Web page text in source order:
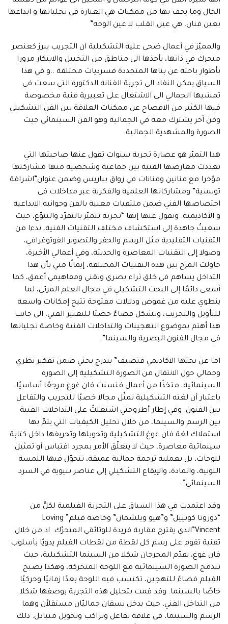
الحال وما يحف بها من ممكنات هي العبارة في تجلياتها و ابداعها
بعين فنان. هي عين القلب لا عين الوجه”
والمميّز في أعمال ضحى علية التشكيلية ان التجريب يبرز كعنصر
متحرك في ذاتها، يأخذها الى مناطق من التخييل والابتكار مرورا
بأطوار باحثة عن بناها المتجددة فسرديات مختلفة ..و في هذا
السياق يمكن النفاذ الى تجربة الفنانة الدكتورة التي سعت في
تمشيها الجمالي الى الاشتغال على تعبيرية فنية مخصوصة
فيها الكثير من الافصاح عن ممكنات العلاقة بين الفن التشكيلي
وفن آخر يشترك معه في الجمالية وهو الفن السينمائي حيث
الصورة والمشهدية الجمالية.
هذا التميّز هو عصارة تجربة سنوات تقول عنها صاحبتها التي
تعددت معارضها الفنية بين جماعية وشخصية منها مشاركتها
مؤخرا مع فنانين وفنانات في رواق بباريس وضمن عنوان”اشراقة
تونسية” ومشاركاتها العلمية والفكرية عبر مداخلات في
اختصاصها الفني ضمن ملتقيات معنية بالفن وجوانبه الابداعية
و الأكاديمية. وتقول عنها إنها “تجربة تتميّز بالتفرّد والتنوّع، حيث
سعيتُ جاهدة إلى استكشاف مختلف التقنيات الفنية، بدءا من
التقنيات التقليدية مثل الرسم والحفر والتصوير الفوتوغرافي،
وصولا إلى التقنيات المعاصرة والحديثة، وفي أعمالي الأخيرة،
حاولت المزج بين هذه التقنيات المختلفة، إيمانًا مني بأن هذا
التداخل يساهم في خلق ثراء بصري وتقني ومفاهيمي أعمق، كما
أسعى دائمًا إلى البحث التشكيلي في مجال العلم المرئي، لما
ينطوي عليه من غموض ودلالات مفتوحة تتيح إمكانات واسعة
للتأويل والتجريب، وتشكل فضاءً خصبًا للتعبير الفني. الى جانب
هذا أهتم بموضوع التهجينات والتداخلات الفنية وخاصة تجلياتها
في مجال الفنون البصرية والسينما”.
اما عن بحثها الاكاديمي فتضيف” يندرج بحثي ضمن تفكير نظري
وجمالي حول الانتقال من الصورة التشكيلية إلى الصورة
السينمائية، متخذًا من أعمال فنسنت فان غوغ مرجعًا أساسيًا،
باعتبار أن لغته التشكيلية تمثّل مجالا خصبًا للتجريب والتفاعل
بين الفنون. وفي إطار أطروحتي اشتغلتُ على التداخلات الفنية
بين الرسم والسينما، من خلال تحليل الكيفيات التي يتمّ بها
استملاك لغة فان غوغ التشكيلية وتحويلها وتحريفها داخل كتابة
سينمائية معاصرة، حيث لا يتعلّق الأمر بمجرد اقتباس أو تمثيل
للوحات، بل بعملية ترجمة جمالية عميقة، تتحوّل فيها اللمسة
اللونية، والمادة، والإيقاع التشكيلي إلى عناصر بنيوية في السرد
السينمائي”.
وقد اعتمدت في هذا السياق على التجربة الفيلمية لكلٍّ من
“دوروتا كوبييل” و”هيو ويلشمان” وخاصة فيلم” Loving
Vincent”الذي يقترح مقاربة فريدة للوثائقي المتحرّك. اذ من خلال
تقنية تقوم على رسم كل لقطة من لقطات الفيلم يدويًا بأسلوب
فان غوغ، يقدّم المخرجان شكلا من السينما التشكيلية، حيث
تندمج الصورة السينمائية مع اللوحة المتحركة، وهكذا يصبح
الفيلم فضاءً للتهجين، تكتسب فيه اللوحة بعدًا زمانيًا وحركيًا
خاصًا بالسينما. وقد قمت بتحليل هذه التجربة بوصفها شكلا
من التداخل الفني، حيث يدخل نسقان جماليّان مستقلاّن وهما
الرسم والسينما، في علاقة تفاعل وتراكب وتحويل متبادل. ذلك